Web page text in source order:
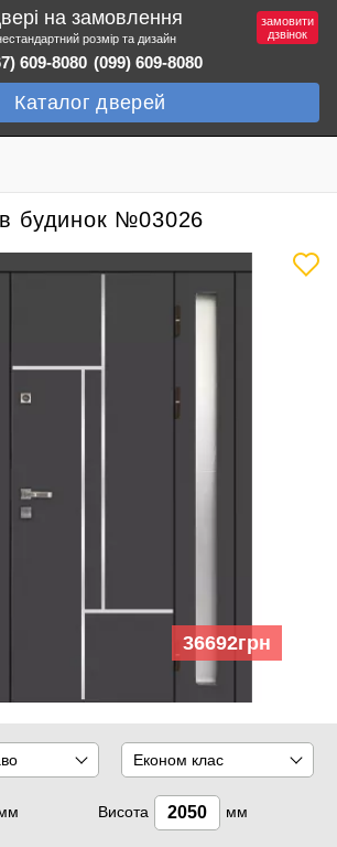
на замовлення
розмір та дизайн
609-8080 (099) 609-8080
Каталог дверей
замовити
дзвінок
в будинок №03026
36692грн
Економ клас
Висота мм